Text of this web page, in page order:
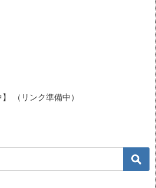
（リンク準備中）